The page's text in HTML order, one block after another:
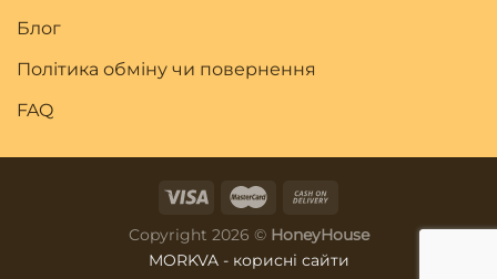
Блог
Політика обміну чи повернення
FAQ
Copyright 2026 © HoneyHouse
MORKVA - корисні сайти